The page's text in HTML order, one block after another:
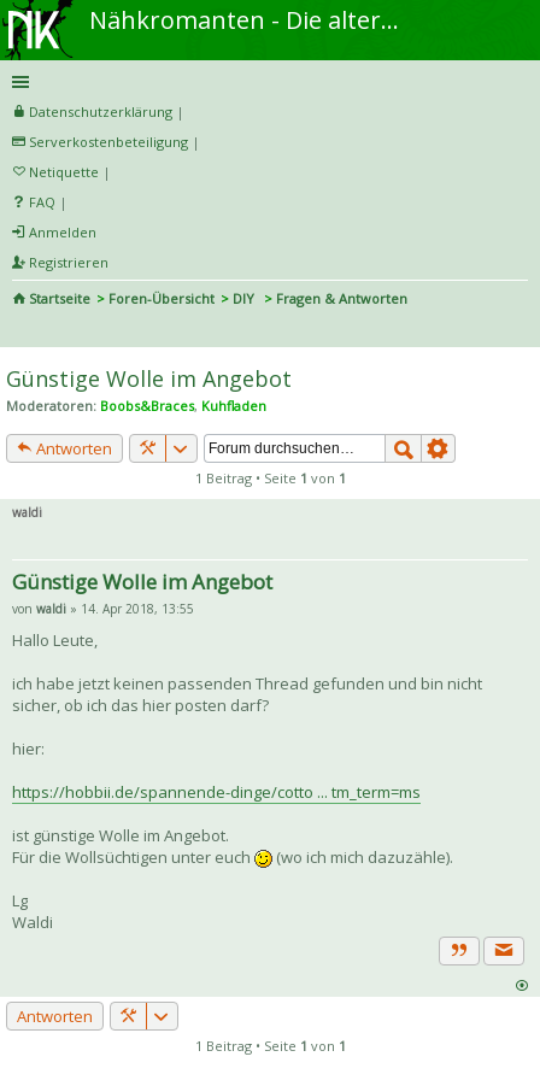
Nähkromanten - Die alternative Näh- und DIY-Community
Datenschutzerklärung |
Serverkostenbeteiligung |
Netiquette |
FAQ |
Anmelden
Registrieren
Startseite
Foren-Übersicht DIY
Fragen & Antworten
he
Günstige Wolle im Angebot
Moderatoren: Boobs&Braces, Kuhfladen
Antworten
1 Beitrag • Seite 1 von 1
waldi
Günstige Wolle im Angebot
von waldi » 14. Apr 2018, 13:55
Hallo Leute,
ich habe jetzt keinen passenden Thread gefunden und bin nicht
sicher, ob ich das hier posten darf?
hier:
https://hobbii.de/spannende-dinge/cotto ... tm_term=ms
ist günstige Wolle im Angebot.
Für die Wollsüchtigen unter euch
(wo ich mich dazuzähle).
Lg
Waldi
Zitat
Antworten
1 Beitrag • Seite 1 von 1